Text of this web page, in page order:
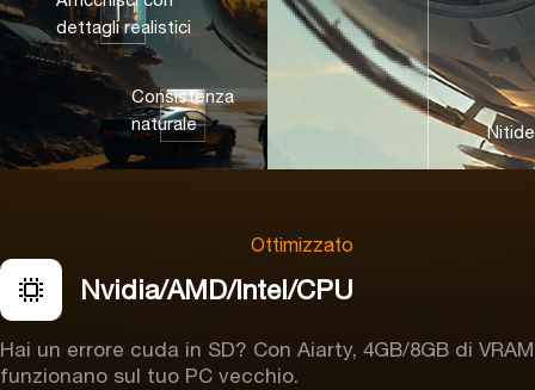
dettagli realistici
Consistenza
naturale
Nvidia/AMD/Intel/CPU
Ottimizzato
Hai un errore cuda in SD? Con Aiarty, 4GB/8GB di VRAM
funzionano sul tuo PC vecchio.